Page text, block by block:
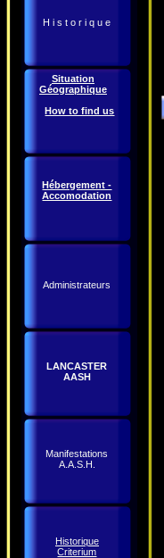
H i s t o r i q u e
Situation
Géographique
How to find us
Hébergement -
Accomodation
Administrateurs
LANCASTER
AASH
Manifestations
A.A.S.H.
Historique
Criterium